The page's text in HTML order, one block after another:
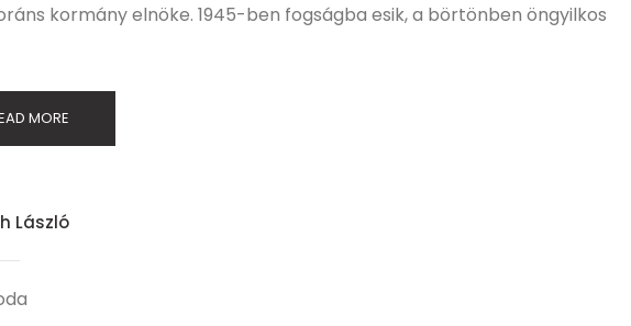
kormány elnöke. 1945-ben fogságba esik, a börtönben öngyilkos
MORE
László